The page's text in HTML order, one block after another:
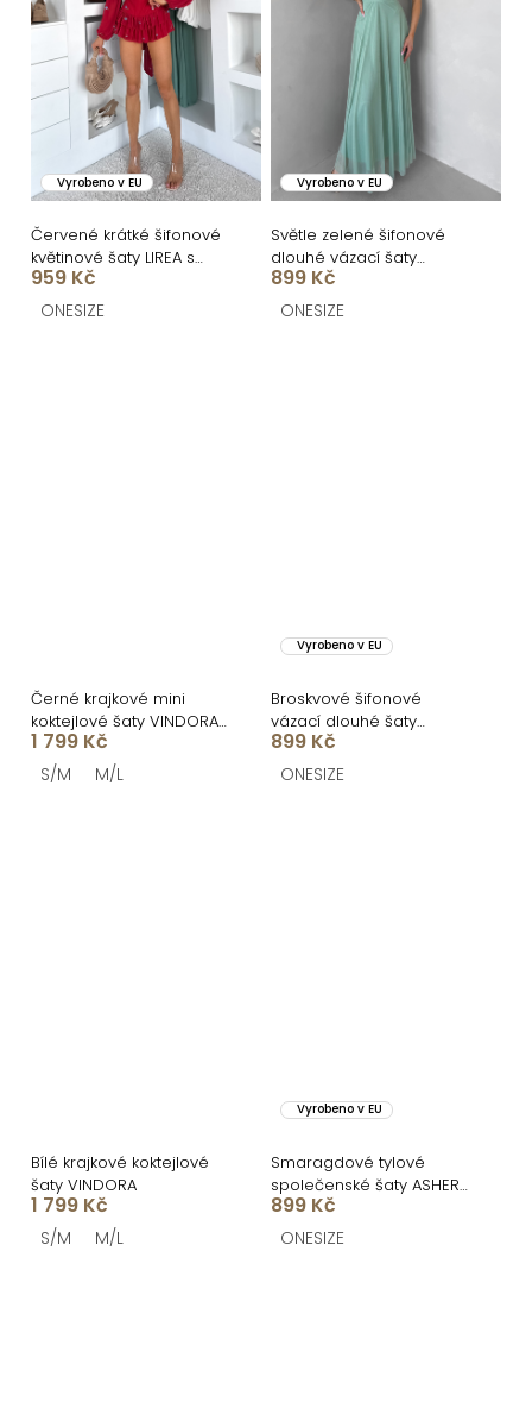
Vyrobeno v EU
Červené krátké šifonové
květinové šaty LIREA s
kraťásky
959 Kč
ONESIZE
Vyrobeno v EU
Světle zelené šifonové
dlouhé vázací šaty
VIONELA
899 Kč
ONESIZE
Černé krajkové mini
koktejlové šaty VINDORA
s tylovým volánem
1 799 Kč
S/M M/L
Vyrobeno v EU
Broskvové šifonové
vázací dlouhé šaty
VIONELA
899 Kč
ONESIZE
Bílé krajkové koktejlové
šaty VINDORA
1 799 Kč
S/M M/L
Vyrobeno v EU
Smaragdové tylové
společenské šaty ASHER
s dlouhým rukávem
899 Kč
ONESIZE